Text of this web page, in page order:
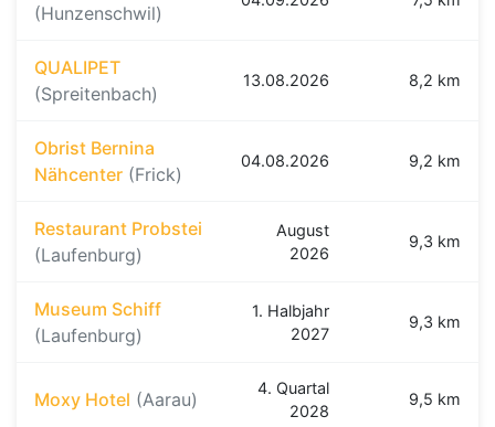
(Hunzenschwil)
QUALIPET
(Spreitenbach)
13.08.2026 8,2 km
Obrist Bernina
Nähcenter (Frick)
04.08.2026 9,2 km
Restaurant Probstei
(Laufenburg)
August
2026
9,3 km
Museum Schiff
(Laufenburg)
1. Halbjahr
2027
9,3 km
Moxy Hotel (Aarau)
4. Quartal
2028
9,5 km